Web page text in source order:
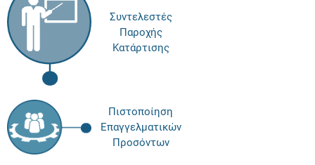
Συντελεστές
Παροχής
Κατάρτισης
Πιστοποίηση
Επαγγελματικών
Προσόντων